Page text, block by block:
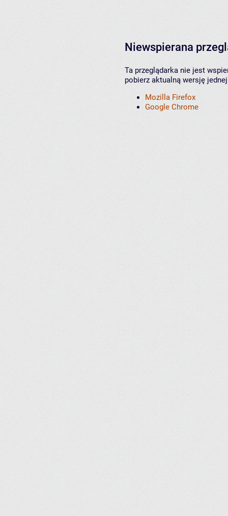
Niewspierana
Ta przeglądarka nie jest
pobierz aktualną wersję
Mozilla Firefox
Google Chrome